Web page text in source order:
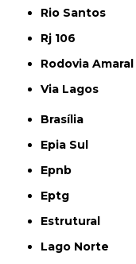
Rio Santos
Rj 106
Rodovia
Via Lagos
Brasília
Epia Sul
Epnb
Eptg
Estrutural
Lago Norte